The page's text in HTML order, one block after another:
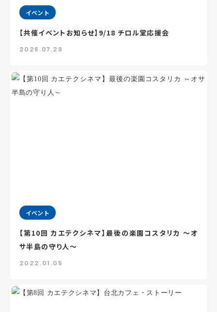
イベント
【共催イベントお知らせ】9/18 チロル堂応援会
2026.07.29
イベント
【第10回 カエテクシネマ】最後の楽園コスタリカ ～オ
サ半島の守り人～
2022.01.05